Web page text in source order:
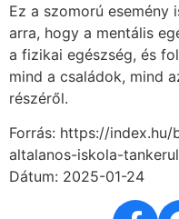
Ez a szomorú esemény
arra, hogy a mentális
a fizikai egészség, és
mind a családok, mind
részéről.
Forrás: https://
altalanos-iskola-
Dátum: 2025-01-24